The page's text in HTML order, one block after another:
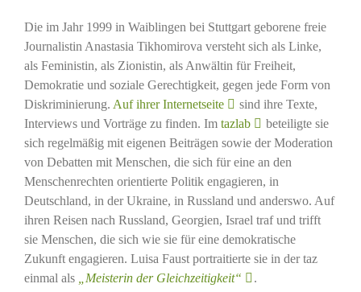
Die im Jahr 1999 in Waiblingen bei Stuttgart geborene freie
Journalistin Anastasia Tikhomirova versteht sich als Linke,
als Feministin, als Zionistin, als Anwältin für Freiheit,
Demokratie und soziale Gerechtigkeit, gegen jede Form von
Diskriminierung. Auf ihrer Internetseite
sind ihre Texte,
Interviews und Vorträge zu finden. Im tazlab
beteiligte sie
sich regelmäßig mit eigenen Beiträgen sowie der Moderation
von Debatten mit Menschen, die sich für eine an den
Menschenrechten orientierte Politik engagieren, in
Deutschland, in der Ukraine, in Russland und anderswo. Auf
ihren Reisen nach Russland, Georgien, Israel traf und trifft
sie Menschen, die sich wie sie für eine demokratische
Zukunft engagieren. Luisa Faust portraitierte sie in der taz
einmal als
„Meisterin der Gleichzeitigkeit“ .